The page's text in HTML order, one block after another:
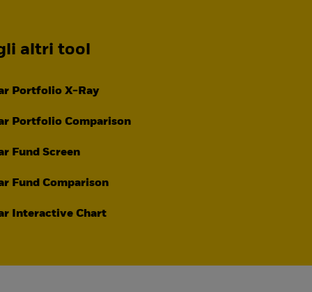
altri tool
Portfolio X-Ray
Portfolio Comparison
Fund Screen
Fund Comparison
Interactive Chart